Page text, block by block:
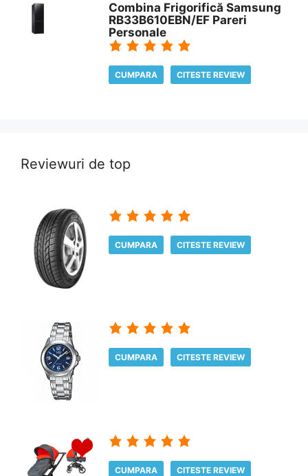
Combina Frigorifică Samsung
RB33B610EBN/EF Pareri
Personale
CUMPARA CITESTE REVIEW
Reviewuri de top
CUMPARA CITESTE REVIEW
CUMPARA CITESTE REVIEW
CUMPARA CITESTE REVIEW